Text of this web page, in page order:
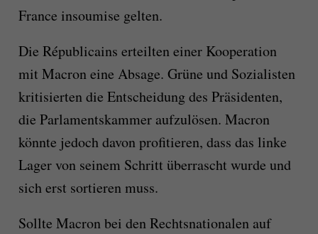
France insoumise gelten.
Die Républicains erteilten einer Kooperation
mit Macron eine Absage. Grüne und Sozialisten
kritisierten die Entscheidung des Präsidenten,
die Parlamentskammer aufzulösen. Macron
könnte jedoch davon profitieren, dass das linke
Lager von seinem Schritt überrascht wurde und
sich erst sortieren muss.
Sollte Macron bei den Rechtsnationalen auf